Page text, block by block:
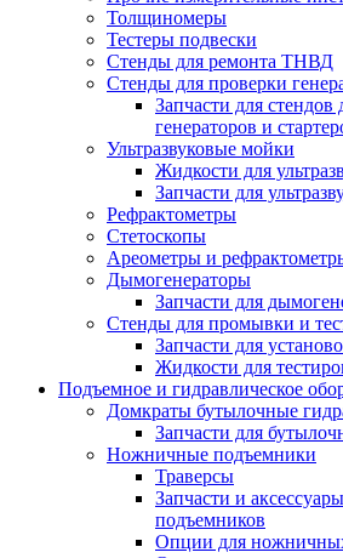
Толщиномеры
Тестеры подвески
Стенды для ремонта ТНВД
Стенды для проверки
Запчасти для стендов
генераторов и
Ультразвуковые мойки
Жидкости для
Запчасти для
Рефрактометры
Стетоскопы
Ареометры и
Дымогенераторы
Запчасти для
Стенды для промывки и
Запчасти для
Жидкости для
Подъемное и гидравлическое
Домкраты бутылочные
Запчасти для
Ножничные подъемники
Траверсы
Запчасти и
подъемников
Опции для